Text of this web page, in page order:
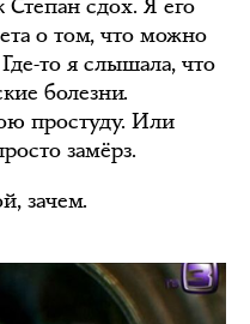
сдох. Я его
о том, что можно
то я слышала, что
болезни.
простуду. Или
замёрз.
зачем.